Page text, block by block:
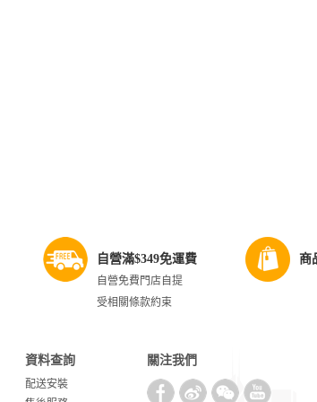
自營滿$349免運費
自營免費門店自提
受相關條款約束
商
資料查詢
配送安裝
關注我們